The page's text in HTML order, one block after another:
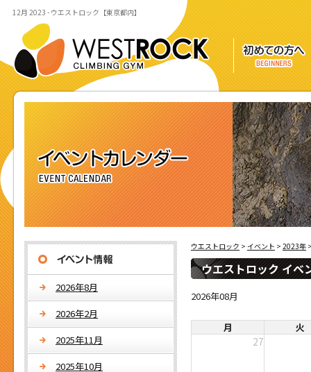
12月 2023 - ウエストロック【東京都内】
ウエストロック > イベント > 2023年
ウエストロック イベ
2026年08月
月 火
27
2026年8月
2026年2月
2025年11月
2025年10月